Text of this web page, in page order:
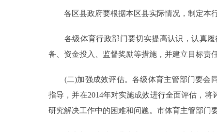
各区县政府要根据本区县实际情况，制定本行
各级体育行政部门要切实提高认识，认真履
备、资金投入、监督奖励等措施，并建立目标责
(二)加强成效评估。各级体育主管部门要会同
指导，并在2014年对实施成效进行全面评估，
研究解决工作中的困难和问题。市体育主管部门